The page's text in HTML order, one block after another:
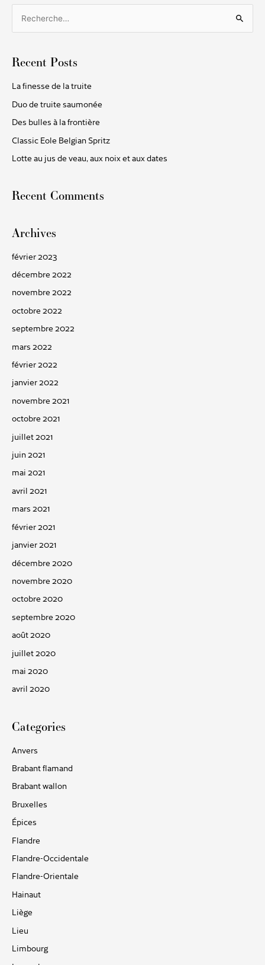
e
h
e
r
e
r
:
Recent Posts
La finesse de la truite
Duo de truite saumonée
Des bulles à la frontière
Classic Eole Belgian Spritz
Lotte au jus de veau, aux noix et aux dates
Recent Comments
Archives
février 2023
décembre 2022
novembre 2022
octobre 2022
septembre 2022
mars 2022
février 2022
janvier 2022
novembre 2021
octobre 2021
juillet 2021
juin 2021
mai 2021
avril 2021
mars 2021
février 2021
janvier 2021
décembre 2020
novembre 2020
octobre 2020
septembre 2020
août 2020
juillet 2020
mai 2020
avril 2020
Categories
Anvers
Brabant flamand
Brabant wallon
Bruxelles
Épices
Flandre
Flandre-Occidentale
Flandre-Orientale
Hainaut
Liège
Lieu
Limbourg